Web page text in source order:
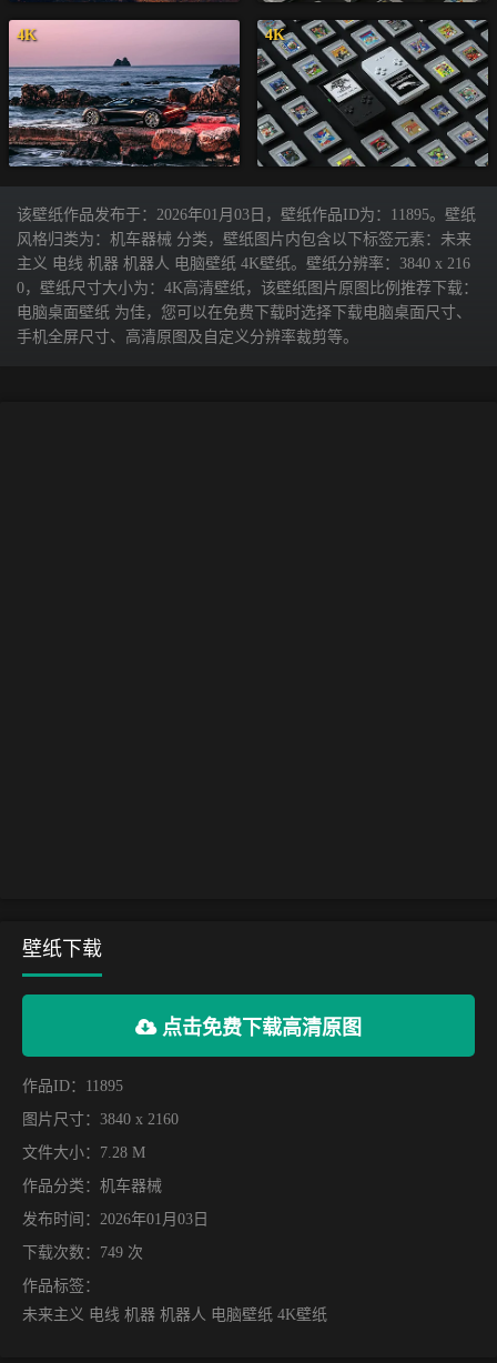
4K 4K
该壁纸作品发布于：2026年01月03日，壁纸作品ID为：11895。壁纸
风格归类为：机车器械 分类，壁纸图片内包含以下标签元素：未来
主义 电线 机器 机器人 电脑壁纸 4K壁纸。壁纸分辨率：3840 x 216
0，壁纸尺寸大小为：4K高清壁纸，该壁纸图片原图比例推荐下载：
电脑桌面壁纸 为佳，您可以在免费下载时选择下载电脑桌面尺寸、
手机全屏尺寸、高清原图及自定义分辨率裁剪等。
壁纸下载
点击免费下载高清原图
作品ID：11895
图片尺寸：3840 x 2160
文件大小：7.28 M
作品分类： 机车器械
发布时间：2026年01月03日
下载次数：749 次
作品标签：
未来主义 电线 机器 机器人 电脑壁纸 4K壁纸